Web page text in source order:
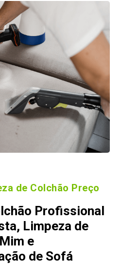
de Colchão Preço
Profissional
Limpeza de
e
de Sofá